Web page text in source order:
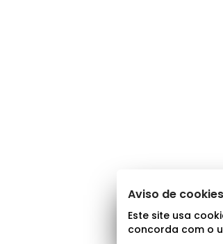
Aviso de cookies
Este site usa
concorda com o